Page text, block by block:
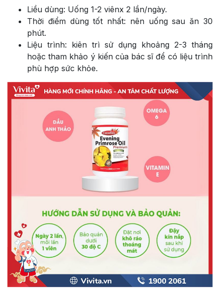
Liều dùng: Uống 1-2 viênx 2 lần/ngày.
Thời điểm dùng tốt nhất: nên uống sau ăn 30
phút.
Liệu trình: kiên trì sử dụng khoảng 2-3 tháng
hoặc tham khảo ý kiến của bác sĩ để có liệu trình
phù hợp sức khỏe.